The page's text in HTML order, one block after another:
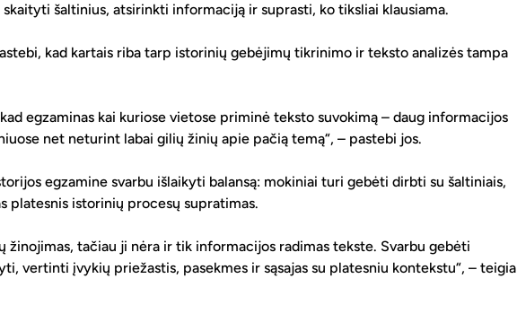
šaltinius, atsirinkti informaciją ir suprasti, ko tiksliai klausiama.
kad kartais riba tarp istorinių gebėjimų tikrinimo ir teksto analizės tampa
egzaminas kai kuriose vietose priminė teksto suvokimą – daug informacijos
net neturint labai gilių žinių apie pačią temą“, – pastebi jos.
egzamine svarbu išlaikyti balansą: mokiniai turi gebėti dirbti su šaltiniais,
platesnis istorinių procesų supratimas.
žinojimas, tačiau ji nėra ir tik informacijos radimas tekste. Svarbu gebėti
vertinti įvykių priežastis, pasekmes ir sąsajas su platesniu kontekstu“, – teigia